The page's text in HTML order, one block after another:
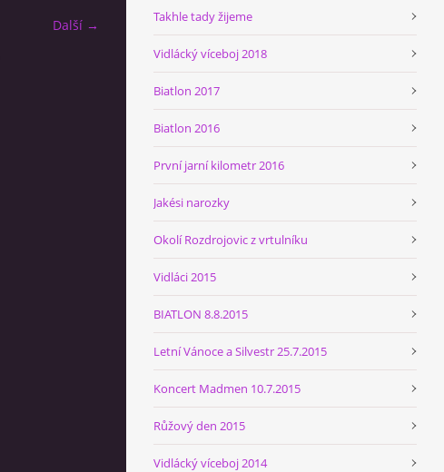
Další →
Takhle tady žijeme
Vidlácký víceboj 2018
Biatlon 2017
Biatlon 2016
První jarní kilometr 2016
Jakési narozky
Okolí Rozdrojovic z vrtulníku
Vidláci 2015
BIATLON 8.8.2015
Letní Vánoce a Silvestr 25.7.2015
Koncert Madmen 10.7.2015
Růžový den 2015
Vidlácký víceboj 2014